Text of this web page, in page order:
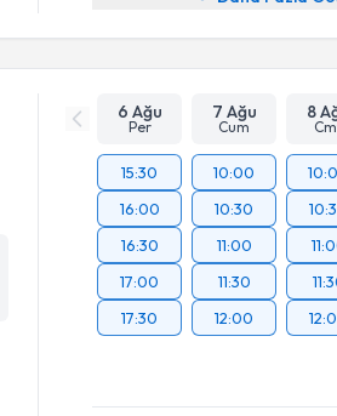
6 Ağu
Per
7 Ağu
Cum
8
15:30
16:00
16:30
17:00
17:30
10:00
10:30
11:00
11:30
12:00